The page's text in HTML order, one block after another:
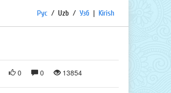
Рус / Uzb / Узб | Kirish
0 0 13854